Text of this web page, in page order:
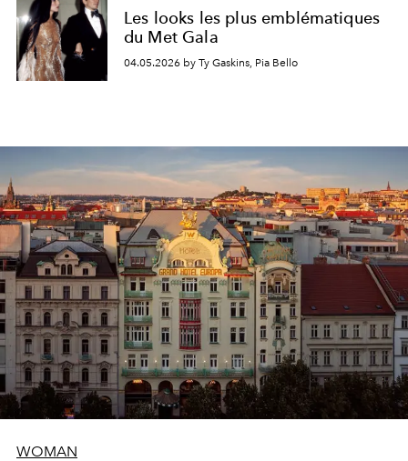
Les looks les plus emblématiques
du Met Gala
04.05.2026 by Ty Gaskins, Pia Bello
WOMAN